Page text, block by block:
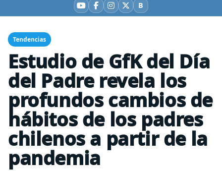
YouTube
Facebook
Instagram
X BBluesky
Tendencias
Estudio de GfK del Día
del Padre revela los
profundos cambios de
hábitos de los padres
chilenos a partir de la
pandemia